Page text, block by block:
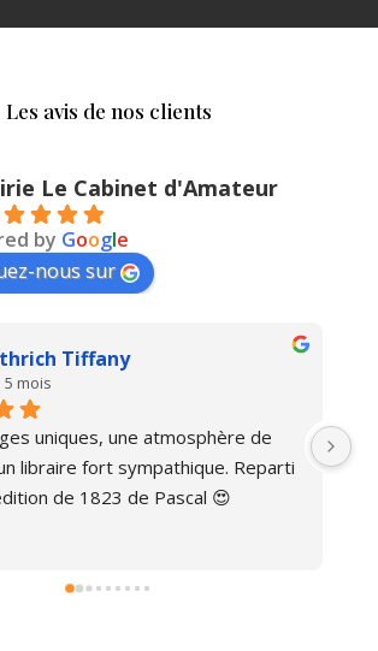
Les avis de nos clients
Le Cabinet d'Amateur
by Google
nous sur
Tiffany
5 mois
uniques, une atmosphère de
libraire fort sympathique. Reparti
de 1823 de Pascal 😍